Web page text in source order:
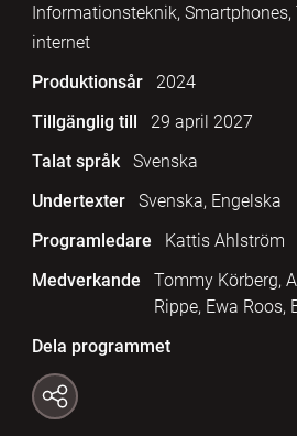
Informationsteknik, Smartphones,
internet
Produktionsår
2024
Tillgänglig till
29 april 2027
Talat språk
Svenska
Undertexter
Svenska, Engelska
Programledare
Kattis Ahlström
Medverkande
Tommy Körberg,
Rippe, Ewa Roos,
Dela programmet